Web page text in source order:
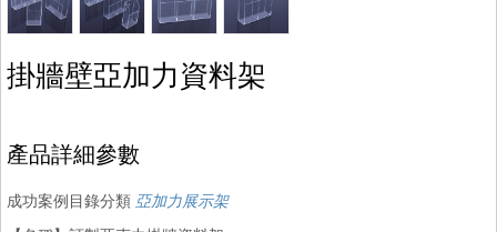
掛牆壁亞加力資料架
產品詳細參數
成功案例目錄分類 亞加力展示架